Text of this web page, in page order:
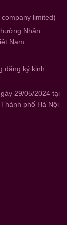
limited)
Nhân
Nam
đăng ký kinh
29/05/2024 tại
phố Hà Nội